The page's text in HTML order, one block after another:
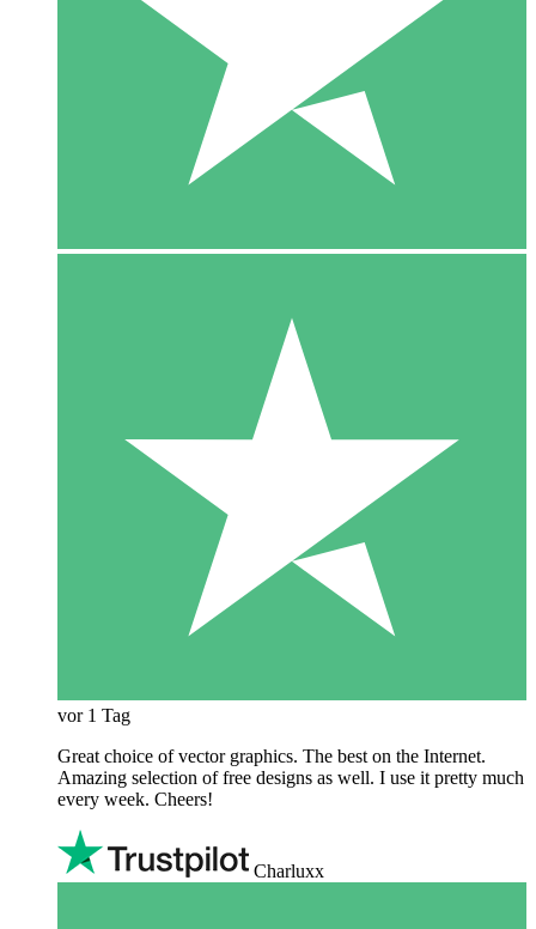
vor 1 Tag
Great choice of vector graphics. The best on the Internet.
Amazing selection of free designs as well. I use it pretty much
every week. Cheers!
Charluxx